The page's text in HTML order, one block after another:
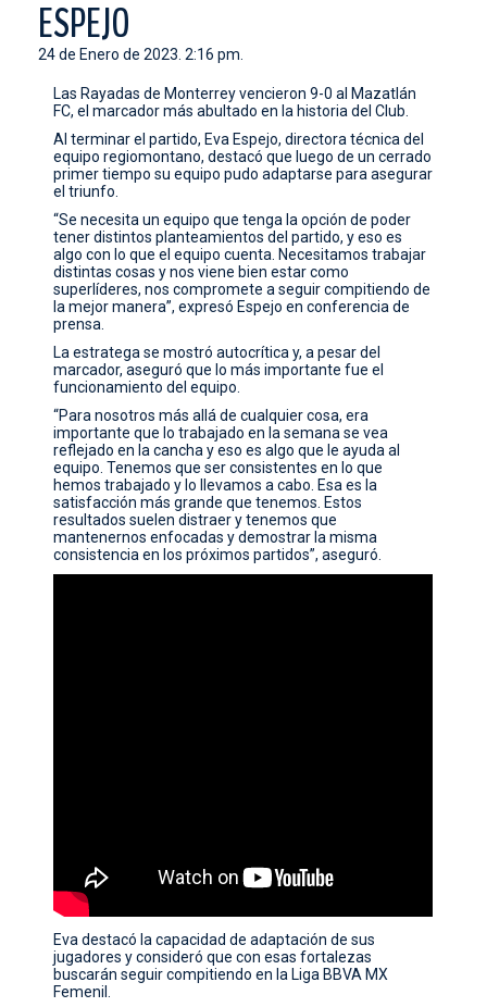
CONTACTO
ESPEJO
24 de Enero de 2023. 2:16 pm.
Las Rayadas de Monterrey vencieron 9-0 al Mazatlán
FC, el marcador más abultado en la historia del Club.
Al terminar el partido, Eva Espejo, directora técnica del
equipo regiomontano, destacó que luego de un cerrado
primer tiempo su equipo pudo adaptarse para asegurar
el triunfo.
“Se necesita un equipo que tenga la opción de poder
tener distintos planteamientos del partido, y eso es
algo con lo que el equipo cuenta. Necesitamos trabajar
distintas cosas y nos viene bien estar como
superlíderes, nos compromete a seguir compitiendo de
la mejor manera”, expresó Espejo en conferencia de
prensa.
La estratega se mostró autocrítica y, a pesar del
marcador, aseguró que lo más importante fue el
funcionamiento del equipo.
“Para nosotros más allá de cualquier cosa, era
importante que lo trabajado en la semana se vea
reflejado en la cancha y eso es algo que le ayuda al
equipo. Tenemos que ser consistentes en lo que
hemos trabajado y lo llevamos a cabo. Esa es la
satisfacción más grande que tenemos. Estos
resultados suelen distraer y tenemos que
mantenernos enfocadas y demostrar la misma
consistencia en los próximos partidos”, aseguró.
Eva destacó la capacidad de adaptación de sus
jugadores y consideró que con esas fortalezas
buscarán seguir compitiendo en la Liga BBVA MX
Femenil.